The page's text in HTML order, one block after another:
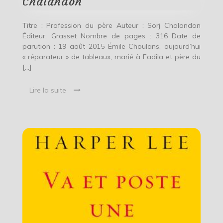
Titre : Profession du père Auteur : Sorj Chalandon
Éditeur: Grasset Nombre de pages : 316 Date de
parution : 19 août 2015 Émile Choulans, aujourd’hui
« réparateur » de tableaux, marié à Fadila et père du
[…]
Lire la suite